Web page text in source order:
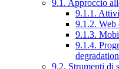
9.1. Approccio
9.1.1.
9.1.2. Web
9.1.3.
9.1.4.
degradation
9.2. Strumenti di